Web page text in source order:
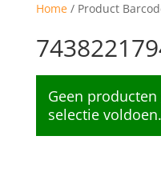
Home/ Product
Geen
selectie voldoen.